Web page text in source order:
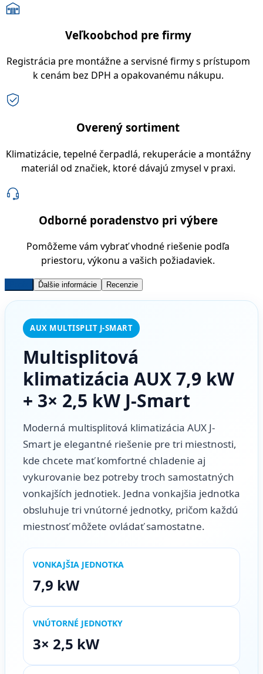
Veľkoobchod pre firmy
Registrácia pre montážne a servisné firmy s prístupom
k cenám bez DPH a opakovanému nákupu.
Overený sortiment
Klimatizácie, tepelné čerpadlá, rekuperácie a montážny
materiál od značiek, ktoré dávajú zmysel v praxi.
Odborné poradenstvo pri výbere
Pomôžeme vám vybrať vhodné riešenie podľa
priestoru, výkonu a vašich požiadaviek.
Ďalšie informácie Recenzie
AUX MULTISPLIT J-SMART
Multisplitová
klimatizácia AUX 7,9 kW
+ 3× 2,5 kW J-Smart
Moderná multisplitová klimatizácia AUX J-
Smart je elegantné riešenie pre tri miestnosti,
kde chcete mať komfortné chladenie aj
vykurovanie bez potreby troch samostatných
vonkajších jednotiek. Jedna vonkajšia jednotka
obsluhuje tri vnútorné jednotky, pričom každú
miestnosť môžete ovládať samostatne.
VONKAJŠIA JEDNOTKA
7,9 kW
VNÚTORNÉ JEDNOTKY
3× 2,5 kW